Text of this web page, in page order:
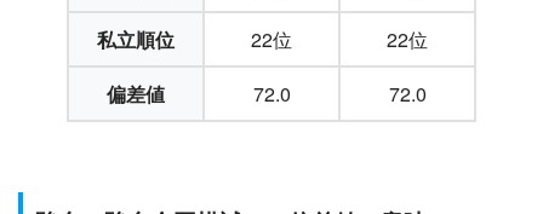
私立順位
22位
22位
偏差値
72.0 72.0